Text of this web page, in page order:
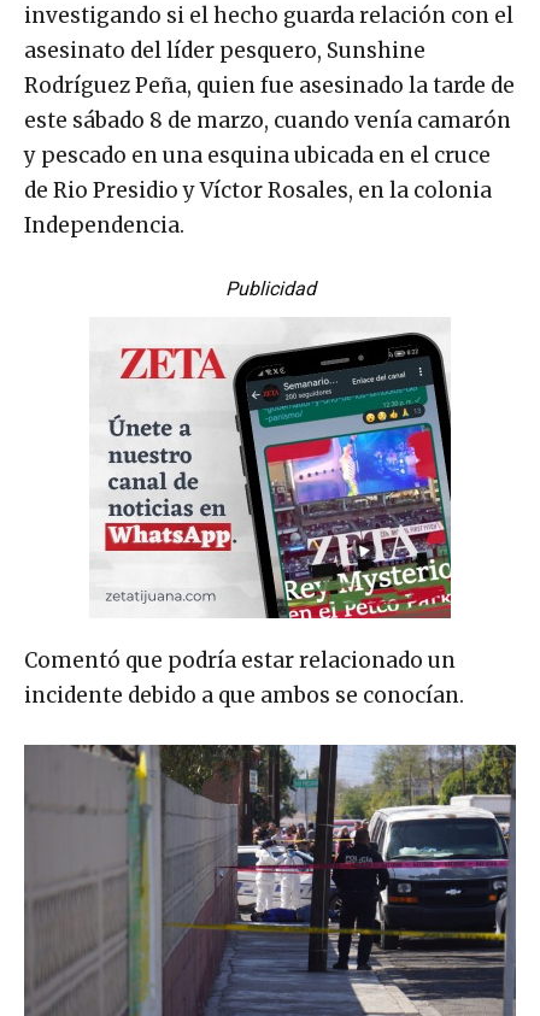
investigando si el hecho guarda relación con el
asesinato del líder pesquero, Sunshine
Rodríguez Peña, quien fue asesinado la tarde de
este sábado 8 de marzo, cuando venía camarón
y pescado en una esquina ubicada en el cruce
de Rio Presidio y Víctor Rosales, en la colonia
Independencia.
Publicidad
Comentó que podría estar relacionado un
incidente debido a que ambos se conocían.